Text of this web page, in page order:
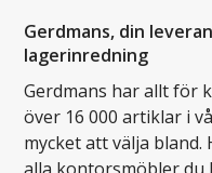
Gerdmans, din
lagerinredning
Gerdmans har allt för
över 16 000 artiklar i
mycket att välja